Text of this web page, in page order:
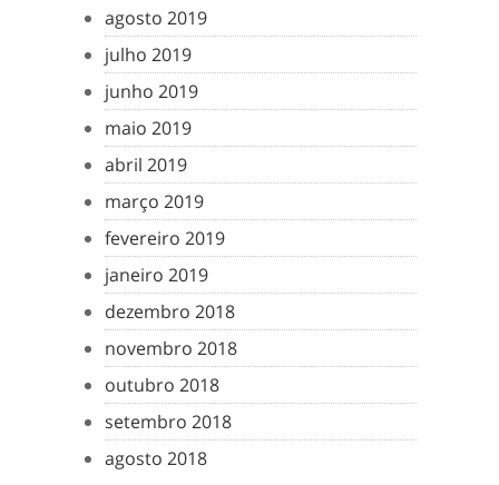
agosto 2019
julho 2019
junho 2019
maio 2019
abril 2019
março 2019
fevereiro 2019
janeiro 2019
dezembro 2018
novembro 2018
outubro 2018
setembro 2018
agosto 2018